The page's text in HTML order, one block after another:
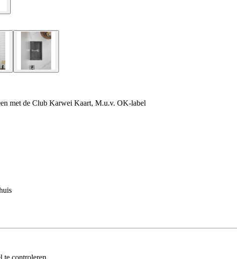
met de Club Karwei Kaart, M.u.v. OK-label
controleren.